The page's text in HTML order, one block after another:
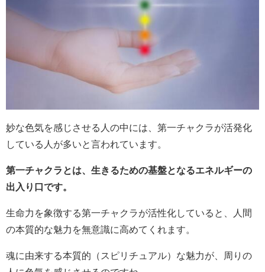
妙な色気を感じさせる人の中には、第一チャクラが活発化
している人が多いと言われています。
第一チャクラとは、生きるための基盤となるエネルギーの
出入り口です。
生命力を象徴する第一チャクラが活性化していると、人間
の本質的な魅力を無意識に高めてくれます。
魂に由来する本質的（スピリチュアル）な魅力が、周りの